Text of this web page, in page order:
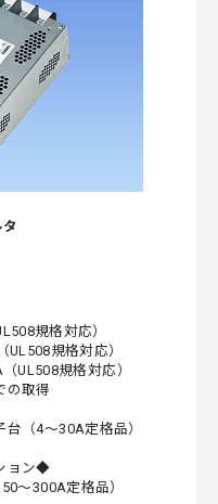
規格対応）
規格対応）
UL508規格対応）
の取得
（4～30A定格品）
ョン◆
～300A定格品）